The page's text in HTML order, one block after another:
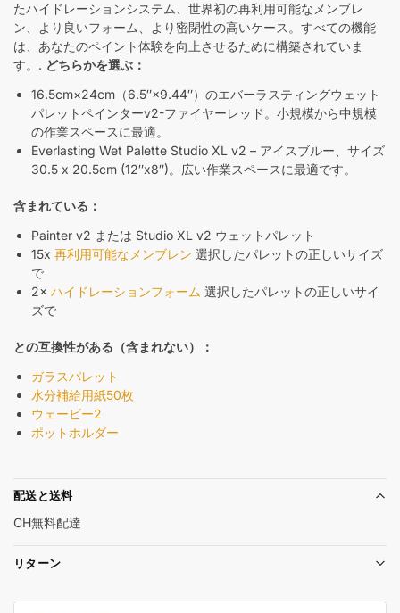
たハイドレーションシステム、世界初の再利用可能なメンブレ
ン、より良いフォーム、より密閉性の高いケース。すべての機能
は、あなたのペイント体験を向上させるために構築されていま
す。. どちらかを選ぶ：
16.5cm×24cm（6.5″×9.44″）のエバーラスティングウェット
パレットペインターv2-ファイヤーレッド。小規模から中規模
の作業スペースに最適。
Everlasting Wet Palette Studio XL v2 – アイスブルー、サイズ
30.5 x 20.5cm (12″x8″)。広い作業スペースに最適です。
含まれている：
Painter v2 または Studio XL v2 ウェットパレット
15x 再利用可能なメンブレン 選択したパレットの正しいサイズ
で
2× ハイドレーションフォーム 選択したパレットの正しいサイ
ズで
との互換性がある（含まれない）：
ガラスパレット
水分補給用紙50枚
ウェービー2
ポットホルダー
配送と送料
CH無料配達
リターン